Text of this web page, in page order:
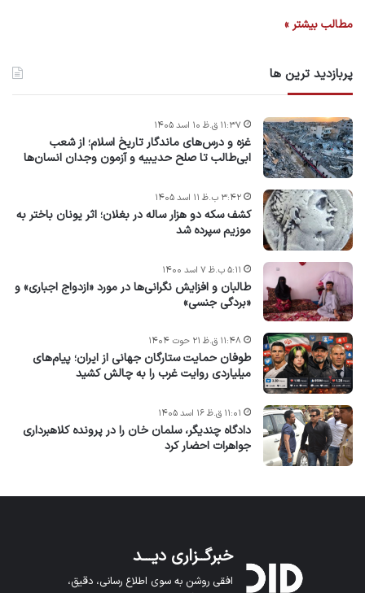
مطالب بیشتر »
پربازدید ترین ها
غزه و درس‌های ماندگار تاریخ اسلام؛ از شعب
ابی‌طالب تا صلح حدیبیه و آزمون وجدان انسان‌ها
۱۱:۳۷ ق.ظ ۱۰ اسد ۱۴۰۵
کشف سکه دو هزار ساله در بغلان؛ اثر یونان باختر به
موزیم سپرده شد
۳:۴۲ ب.ظ ۱۱ اسد ۱۴۰۵
طالبان و افزایش نگرانی‌ها در مورد «ازدواج اجباری» و
«بردگی جنسی»
۵:۱۱ ب.ظ ۷ اسد ۱۴۰۰
طوفان حمایت ستارگان جهانی از ایران؛ پیام‌های
میلیاردی روایت غرب را به چالش کشید
۱۱:۴۸ ق.ظ ۲۱ حوت ۱۴۰۴
دادگاه چندیگر، سلمان خان را در پرونده کلاهبرداری
جواهرات احضار کرد
۱۱:۰۱ ق.ظ ۱۶ اسد ۱۴۰۵
خبرگــزاری دیـــد
افقی روشن به سوی اطلاع رسانی، دقیق،